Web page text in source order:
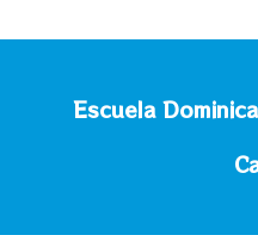
Escuela